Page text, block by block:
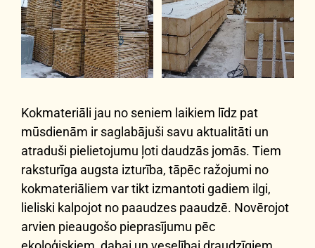
Kokmateriāli jau no seniem laikiem līdz pat
mūsdienām ir saglabājuši savu aktualitāti un
atraduši pielietojumu ļoti daudzās jomās. Tiem
raksturīga augsta izturība, tāpēc ražojumi no
kokmateriāliem var tikt izmantoti gadiem ilgi,
lieliski kalpojot no paaudzes paaudzē. Novērojot
arvien pieaugošo pieprasījumu pēc